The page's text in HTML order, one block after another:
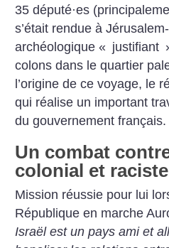
35 député·es
s’était rendue à
archéologique « justifiant
colons dans le quartier
l’origine de ce voyage, le
qui réalise un important
du gouvernement français.
Un combat
colonial et raciste
Mission réussie pour lui
République en marche
Israël est un pays ami et